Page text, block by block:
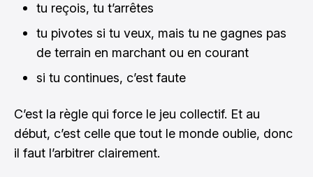
tu reçois, tu t’arrêtes
tu pivotes si tu veux, mais tu ne gagnes pas
de terrain en marchant ou en courant
si tu continues, c’est faute
C’est la règle qui force le jeu collectif. Et au
début, c’est celle que tout le monde oublie, donc
il faut l’arbitrer clairement.